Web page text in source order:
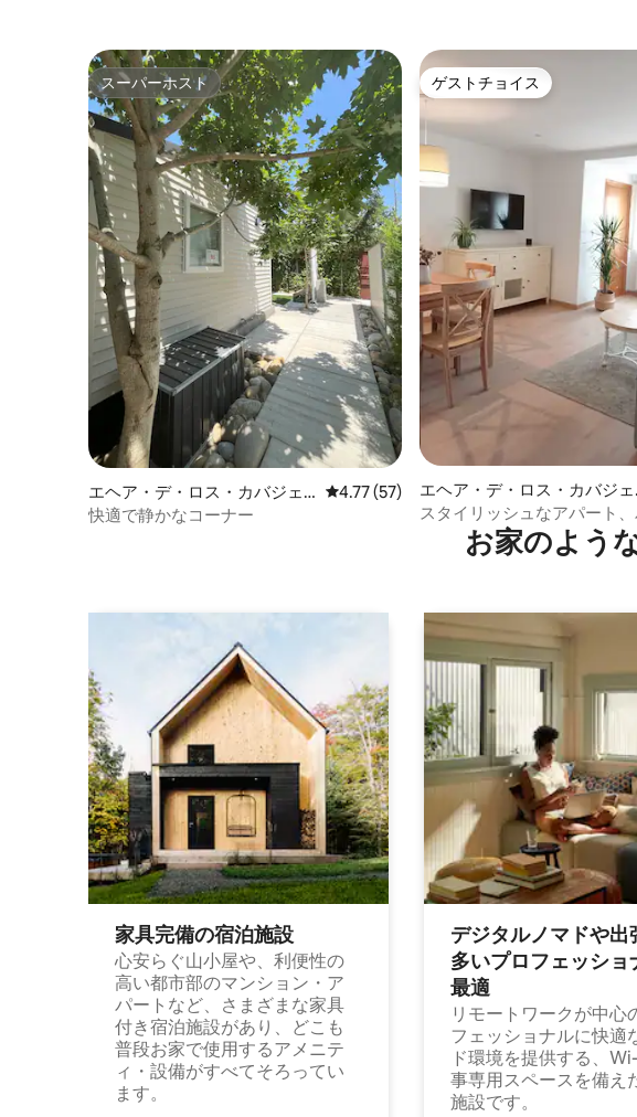
スーパーホスト
スーパーホスト
エヘア・デ・ロス・カバジェ
ロスの離れ
レビュー57件、5つ星中4.77つ星の平均評
4.77 (57)
快適で静かなコーナー
ゲストチョイス
ゲストチョイス
エヘア・デ・ロス・カバジェ
ロスのマンション・アパート
スタイリッシュなアパート
ス・レアレス
お家のよう
家具完備の宿⁠泊⁠施⁠設
心安らぐ山小屋や、利便性の
高い都市部のマンション・ア
パートなど、さまざまな家具
付き宿泊施設があり、どこも
普段お家で使用するアメニテ
ィ・設備がすべてそろってい
ます。
デジタルノマドや出⁠
多⁠いプ⁠ロ⁠フ⁠ェ⁠ッ⁠シ⁠ョ⁠
最⁠適
リモートワークが中心
フェッショナルに快適
ド環境を提供する、
事専用スペースを備え
施設です。